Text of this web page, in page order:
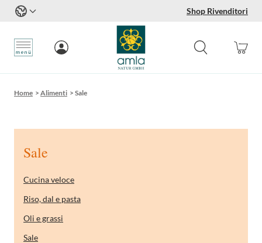
Shop Rivenditori
Home > Alimenti > Sale
Sale
Cucina veloce
Riso, dal e pasta
Oli e grassi
Sale